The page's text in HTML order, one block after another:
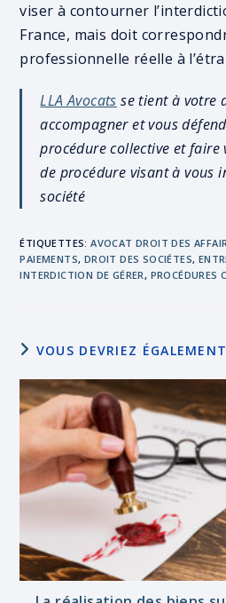
viser à contourner
France, mais doit
professionnelle réelle à
LLA Avocats se tient à votre
accompagner et vous
procédure collective et
de procédure visant à vous
société
ÉTIQUETTES:AVOCAT DROIT DES
PAIEMENTS, DROIT DES SOCIÉTES,
INTERDICTION DE GÉRER, PROCÉDURES
VOUS DEVRIEZ